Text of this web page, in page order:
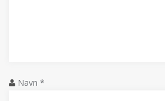
Navn *